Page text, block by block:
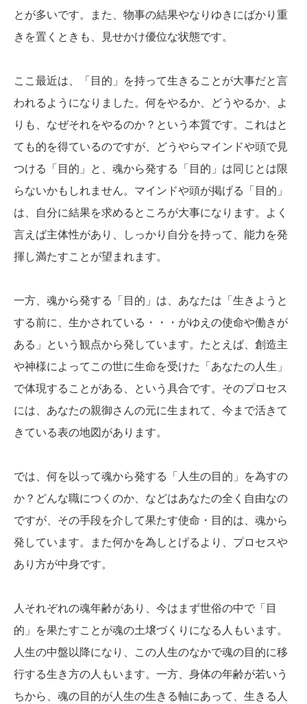
とが多いです。また、物事の結果やなりゆきにばかり重
きを置くときも、見せかけ優位な状態です。
ここ最近は、「目的」を持って生きることが大事だと言
われるようになりました。何をやるか、どうやるか、よ
りも、なぜそれをやるのか？という本質です。これはと
ても的を得ているのですが、どうやらマインドや頭で見
つける「目的」と、魂から発する「目的」は同じとは限
らないかもしれません。マインドや頭が掲げる「目的」
は、自分に結果を求めるところが大事になります。よく
言えば主体性があり、しっかり自分を持って、能力を発
揮し満たすことが望まれます。
一方、魂から発する「目的」は、あなたは「生きようと
する前に、生かされている・・・がゆえの使命や働きが
ある」という観点から発しています。たとえば、創造主
や神様によってこの世に生命を受けた「あなたの人生」
で体現することがある、という具合です。そのプロセス
には、あなたの親御さんの元に生まれて、今まで活きて
きている表の地図があります。
では、何を以って魂から発する「人生の目的」を為すの
か？どんな職につくのか、などはあなたの全く自由なの
ですが、その手段を介して果たす使命・目的は、魂から
発しています。また何かを為しとげるより、プロセスや
あり方が中身です。
人それぞれの魂年齢があり、今はまず世俗の中で「目
的」を果たすことが魂の土壌づくりになる人もいます。
人生の中盤以降になり、この人生のなかで魂の目的に移
行する生き方の人もいます。一方、身体の年齢が若いう
ちから、魂の目的が人生の生きる軸にあって、生きる人